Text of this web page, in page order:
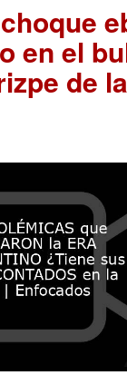
en el
de